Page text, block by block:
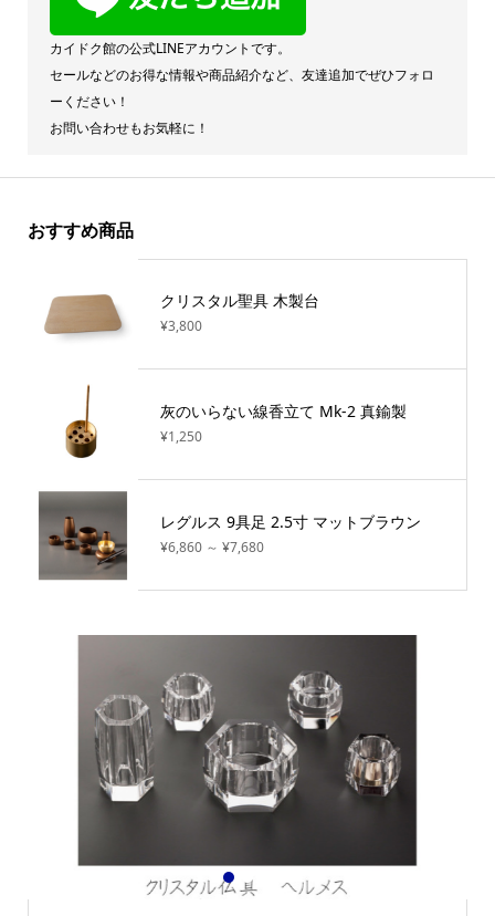
カイドク館の公式LINEアカウントです。
セールなどのお得な情報や商品紹介など、友達追加でぜひフォロ
ーください！
お問い合わせもお気軽に！
おすすめ商品
クリスタル聖具 木製台
¥3,800
灰のいらない線香立て Mk-2 真鍮製
¥1,250
レグルス 9具足 2.5寸 マットブラウン
¥6,860 ～ ¥7,680
1 2